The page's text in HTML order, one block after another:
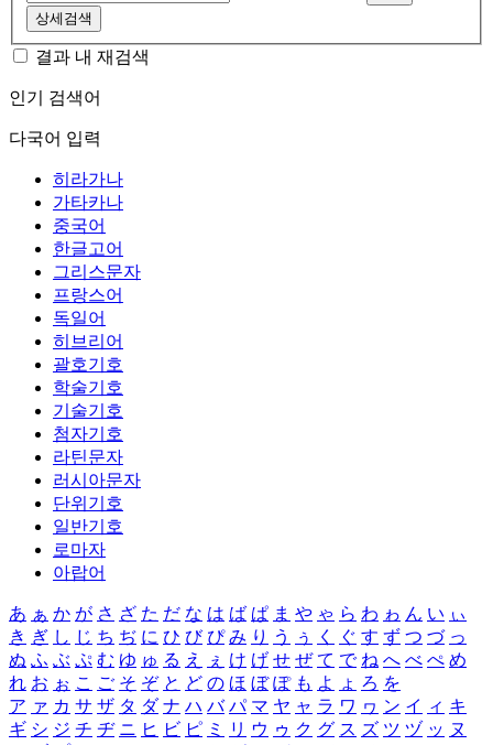
상세검색
결과 내 재검색
인기 검색어
다국어 입력
히라가나
가타카나
중국어
한글고어
그리스문자
프랑스어
독일어
히브리어
괄호기호
학술기호
기술기호
첨자기호
라틴문자
러시아문자
단위기호
일반기호
로마자
아랍어
あ ぁ か が さ ざ た だ な は ば ぱ ま や ゃ ら わ ゎ ん い ぃ
き ぎ し じ ち ぢ に ひ び ぴ み り う ぅ く ぐ す ず つ づ っ
ぬ ふ ぶ ぷ む ゆ ゅ る え ぇ け げ せ ぜ て で ね へ べ ぺ め
れ お ぉ こ ご そ ぞ と ど の ほ ぼ ぽ も よ ょ ろ を
ア ァ カ サ ザ タ ダ ナ ハ バ パ マ ヤ ャ ラ ワ ヮ ン イ ィ キ
ギ シ ジ チ ヂ ニ ヒ ビ ピ ミ リ ウ ゥ ク グ ス ズ ツ ヅ ッ ヌ